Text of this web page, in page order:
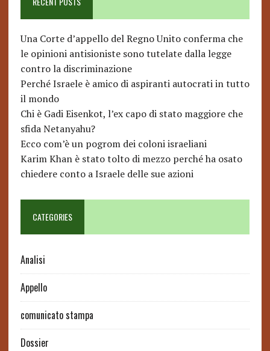
Una Corte d’appello del Regno Unito conferma che
le opinioni antisioniste sono tutelate dalla legge
contro la discriminazione
Perché Israele è amico di aspiranti autocrati in tutto
il mondo
Chi è Gadi Eisenkot, l’ex capo di stato maggiore che
sfida Netanyahu?
Ecco com’è un pogrom dei coloni israeliani
Karim Khan è stato tolto di mezzo perché ha osato
chiedere conto a Israele delle sue azioni
CATEGORIES
Analisi
Appello
comunicato stampa
Dossier